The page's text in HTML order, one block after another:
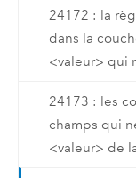
24172 : la
dans la
<valeur> qui
24173 : les
champs qui
<valeur> de